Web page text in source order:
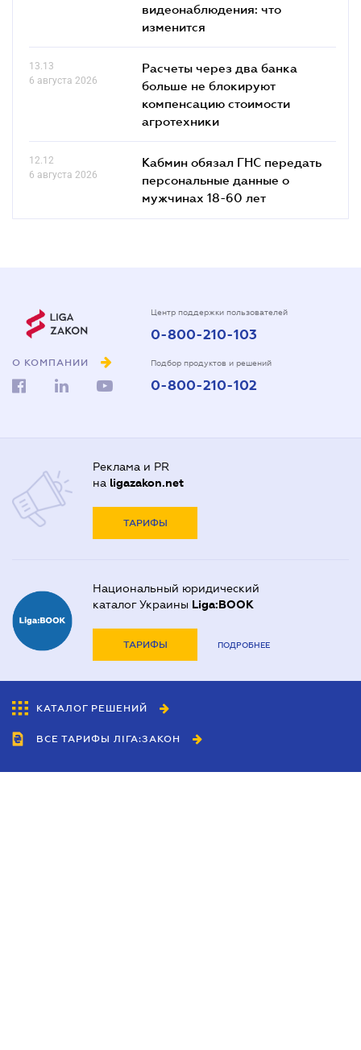
видеонаблюдения: что
изменится
13.13
6 августа 2026
Расчеты через два банка
больше не блокируют
компенсацию стоимости
агротехники
12.12
6 августа 2026
Кабмин обязал ГНС передать
персональные данные о
мужчинах 18-60 лет
О КОМПАНИИ
Центр поддержки пользователей
0-800-210-103
Подбор продуктов и решений
0-800-210-102
Реклама и PR
на ligazakon.net
ТАРИФЫ
Национальный юридический
каталог Украины Liga:BOOK
ТАРИФЫ ПОДРОБНЕЕ
КАТАЛОГ РЕШЕНИЙ
ВСЕ ТАРИФЫ ЛІГА:ЗАКОН